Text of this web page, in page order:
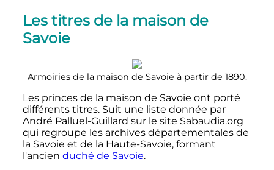
Les titres de la maison de
Savoie
Armoiries de la maison de Savoie à partir de 1890.
Les princes de la maison de Savoie ont porté
différents titres. Suit une liste donnée par
André Palluel-Guillard sur le site Sabaudia.org
qui regroupe les archives départementales de
la Savoie et de la Haute-Savoie, formant
l'ancien duché de Savoie.